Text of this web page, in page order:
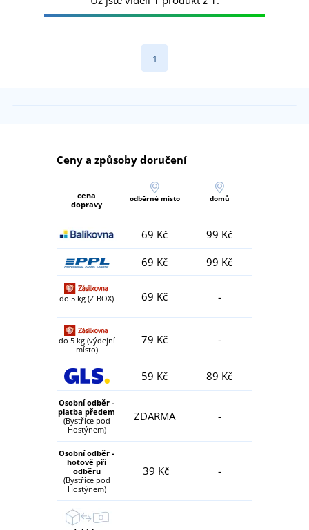
1
Ceny a způsoby doručení
cena
dopravy
odběrné místo domů
69 Kč
99 Kč
69 Kč
99 Kč
do 5 kg (Z-BOX) 69 Kč -
do 5 kg (výdejní
místo)
79 Kč -
59 Kč 89 Kč
Osobní odběr -
platba předem
(Bystřice pod
Hostýnem)
ZDARMA -
Osobní odběr -
hotově při
odběru
(Bystřice pod
Hostýnem)
39 Kč -